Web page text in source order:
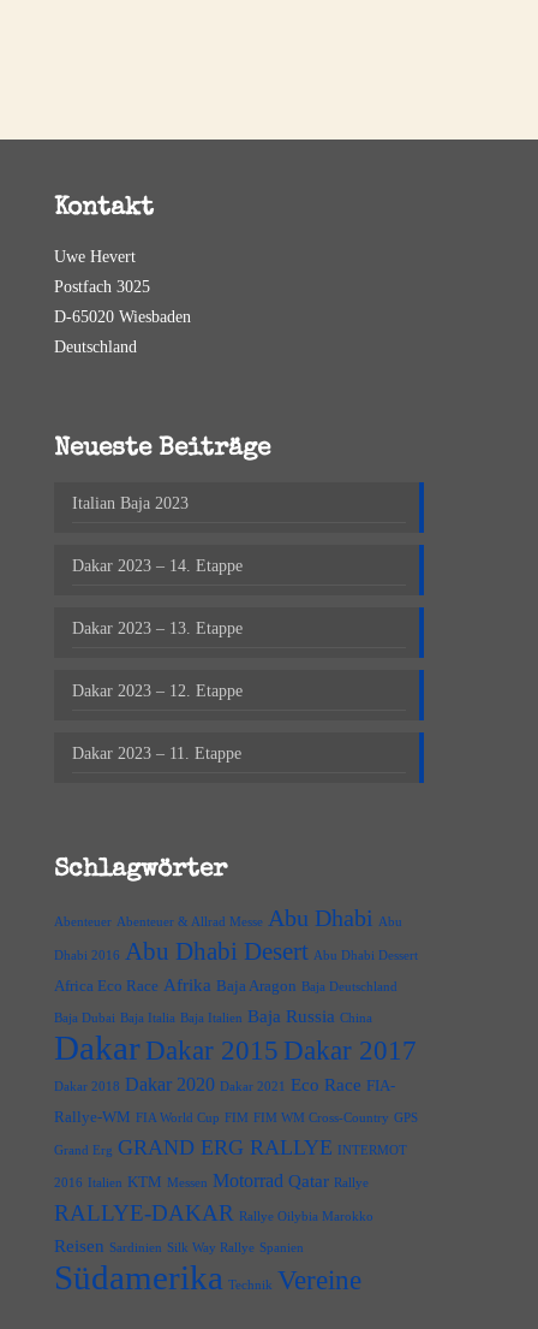
Kontakt
Uwe Hevert
Postfach 3025
D-65020 Wiesbaden
Deutschland
Neueste Beiträge
Italian Baja 2023
Dakar 2023 – 14. Etappe
Dakar 2023 – 13. Etappe
Dakar 2023 – 12. Etappe
Dakar 2023 – 11. Etappe
Schlagwörter
Abenteuer Abenteuer & Allrad Messe Abu Dhabi Abu
Dhabi 2016 Abu Dhabi Desert Abu Dhabi Dessert
Africa Eco Race Afrika Baja Aragon Baja Deutschland
Baja Dubai Baja Italia Baja Italien Baja Russia China
Dakar Dakar 2015 Dakar 2017
Dakar 2018 Dakar 2020 Dakar 2021 Eco Race FIA-
Rallye-WM
FIA World Cup FIM FIM WM Cross-Country GPS
Grand Erg GRAND ERG RALLYE INTERMOT
2016 Italien KTM Messen Motorrad Qatar Rallye
RALLYE-DAKAR Rallye Oilybia Marokko
Reisen Sardinien Silk Way Rallye Spanien
Südamerika Technik Vereine